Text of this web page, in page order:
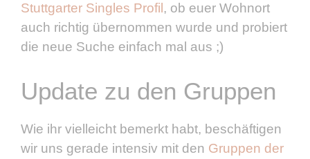
Stuttgarter Singles Profil , ob euer Wohnort
auch richtig übernommen wurde und probiert
die neue Suche einfach mal aus ;)
Update zu den Gruppen
Wie ihr vielleicht bemerkt habt, beschäftigen
wir uns gerade intensiv mit den Gruppen der